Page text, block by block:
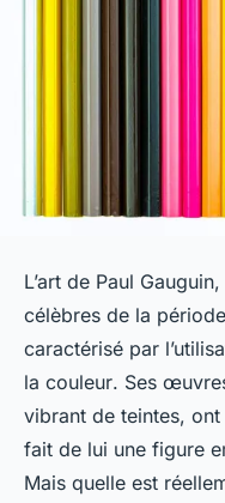
L’art de Paul
célèbres de la
caractérisé par
la couleur. Ses
vibrant de teintes,
fait de lui une figure
Mais quelle est